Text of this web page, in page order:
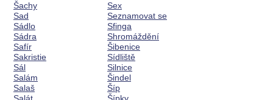
Šachy
Sad
Sádlo
Sádra
Safír
Sakristie
Sál
Salám
Salaš
Sex
Seznamovat se
Sfinga
Shromáždění
Šibenice
Sídliště
Silnice
Šindel
Šíp